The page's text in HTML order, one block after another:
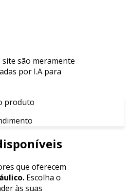
são meramente
por I.A para
produto
que oferecem
Escolha o
às suas